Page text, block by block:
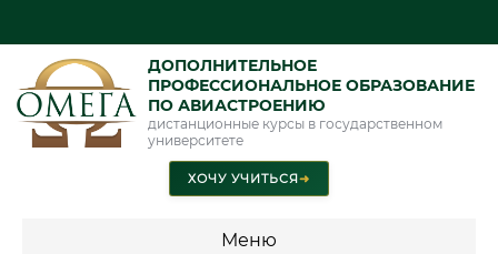
ДОПОЛНИТЕЛЬНОЕ
ПРОФЕССИОНАЛЬНОЕ ОБРАЗОВАНИЕ
ПО АВИАСТРОЕНИЮ
дистанционные курсы в государственном
университете
ХОЧУ УЧИТЬСЯ➜
Меню